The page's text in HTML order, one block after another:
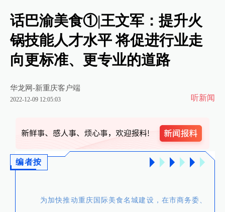
话巴渝美食①|王文军：提升火
锅技能人才水平 将促进行业走
向更标准、更专业的道路
华龙网-新重庆客户端
2022-12-09 12:05:03 听新闻
编者按
为加快推动重庆国际美食名城建设，在市商务委、